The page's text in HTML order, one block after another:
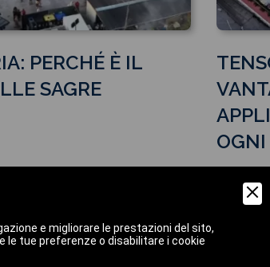
PERCHÉ È IL
SAGRE
LEGGI
e migliorare le prestazioni del sito,
le tue preferenze o disabilitare i cookie